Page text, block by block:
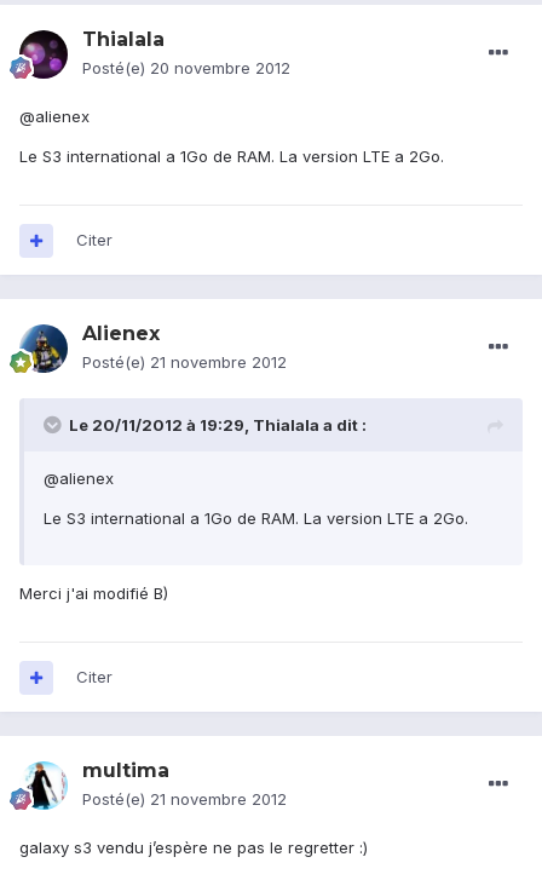
Thialala
Posté(e) 20 novembre 2012
@alienex
Le S3 international a 1Go de RAM. La version LTE a 2Go.
Citer
Alienex
Posté(e) 21 novembre 2012
Le 20/11/2012 à 19:29, Thialala a dit :
@alienex
Le S3 international a 1Go de RAM. La version LTE a 2Go.
Merci j'ai modifié B)
Citer
multima
Posté(e) 21 novembre 2012
galaxy s3 vendu j’espère ne pas le regretter :)